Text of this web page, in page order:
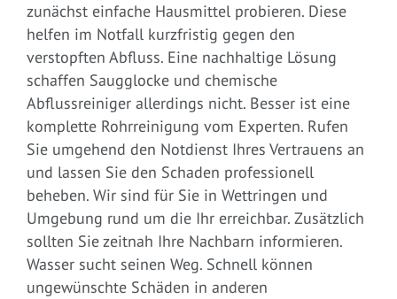
zunächst einfache Hausmittel probieren. Diese
helfen im Notfall kurzfristig gegen den
verstopften Abfluss. Eine nachhaltige Lösung
schaffen Saugglocke und chemische
Abflussreiniger allerdings nicht. Besser ist eine
komplette Rohrreinigung vom Experten. Rufen
Sie umgehend den Notdienst Ihres Vertrauens an
und lassen Sie den Schaden professionell
beheben. Wir sind für Sie in Wettringen und
Umgebung rund um die Ihr erreichbar. Zusätzlich
sollten Sie zeitnah Ihre Nachbarn informieren.
Wasser sucht seinen Weg. Schnell können
ungewünschte Schäden in anderen